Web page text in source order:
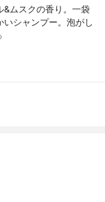
&ムスクの香り。一袋
シャンプー。泡がし